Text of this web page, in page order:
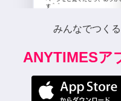
みんなでつく
ANYTIMESア